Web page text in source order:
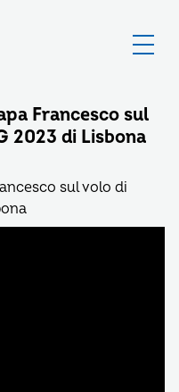
Francesco sul
2023 di Lisbona
sul volo di